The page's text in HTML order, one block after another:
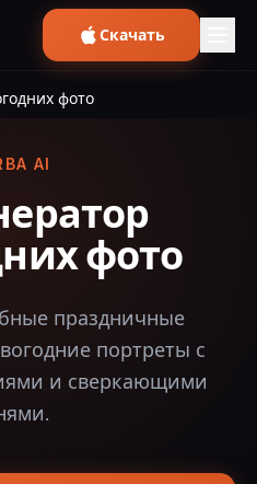
Скачать
фото
AI
фото
праздничные
портреты с
и сверкающими